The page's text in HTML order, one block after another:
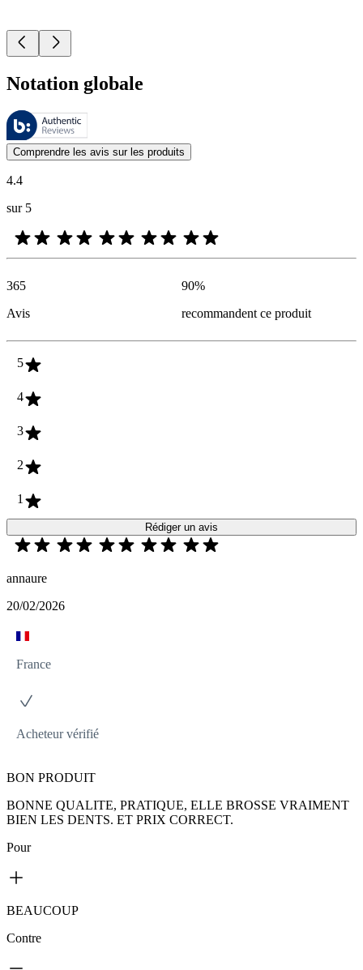
Notation globale
Ces évaluations sont gérées par Bazaarvoice et sont conformes à la
Les avis des clients exprimés sous forme d'évaluations de produits
Comprendre les avis sur les produits
4.4
sur 5
365
Avis
90%
recommandent ce produit
5
4
3
2
1
Rédiger un avis
annaure
20/02/2026
France
Acheteur vérifié
BON PRODUIT
BONNE QUALITE, PRATIQUE, ELLE BROSSE VRAIMENT
BIEN LES DENTS. ET PRIX CORRECT.
Pour
BEAUCOUP
Contre